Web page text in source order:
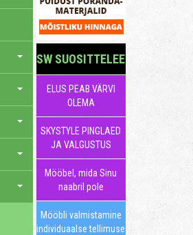
SW SUOSITTELEE
ELUS PEAB VÄRVI
OLEMA
SKYSTYLE PINGLAED
JA VALGUSTUS
Mööbel, mida Sinu
naabril pole
Mööbli valmistamine
individuaalse tellimuse